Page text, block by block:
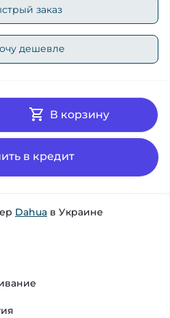
заказ
дешевле
В корзину
в кредит
Dahua в Украине